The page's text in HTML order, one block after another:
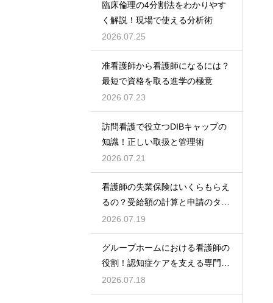
臨床倫理の4分割法をわかりやす
く解説！現場で使える分析術
2026.07.25
准看護師から看護師になるには？
最短で資格を取る進学の極意
2026.07.23
訪問看護で役立つDIBキャップの
知識！正しい取扱と管理術
2026.07.21
看護師の失業保険はいくらもらえ
るの？受給額の計算と申請のタイ
ミング
2026.07.19
グループホームにおける看護師の
役割！認知症ケアを支える専門的
な力
2026.07.18